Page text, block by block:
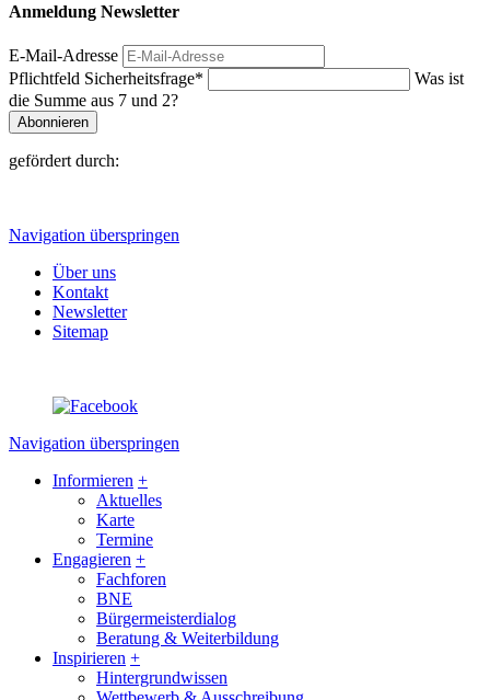
Anmeldung Newsletter
E-Mail-Adresse
Pflichtfeld Sicherheitsfrage*
Was ist
die Summe aus 7 und 2?
Abonnieren
gefördert durch:
Navigation überspringen
Über uns
Kontakt
Newsletter
Sitemap
Navigation überspringen
Informieren +
Aktuelles
Karte
Termine
Engagieren +
Fachforen
BNE
Bürgermeisterdialog
Beratung & Weiterbildung
Inspirieren +
Hintergrundwissen